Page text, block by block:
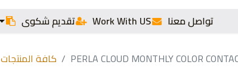
تقديم شكوى Work With US تواصل معنا
كافة المنتجات PERLA CLOUD MONTHLY COLOR